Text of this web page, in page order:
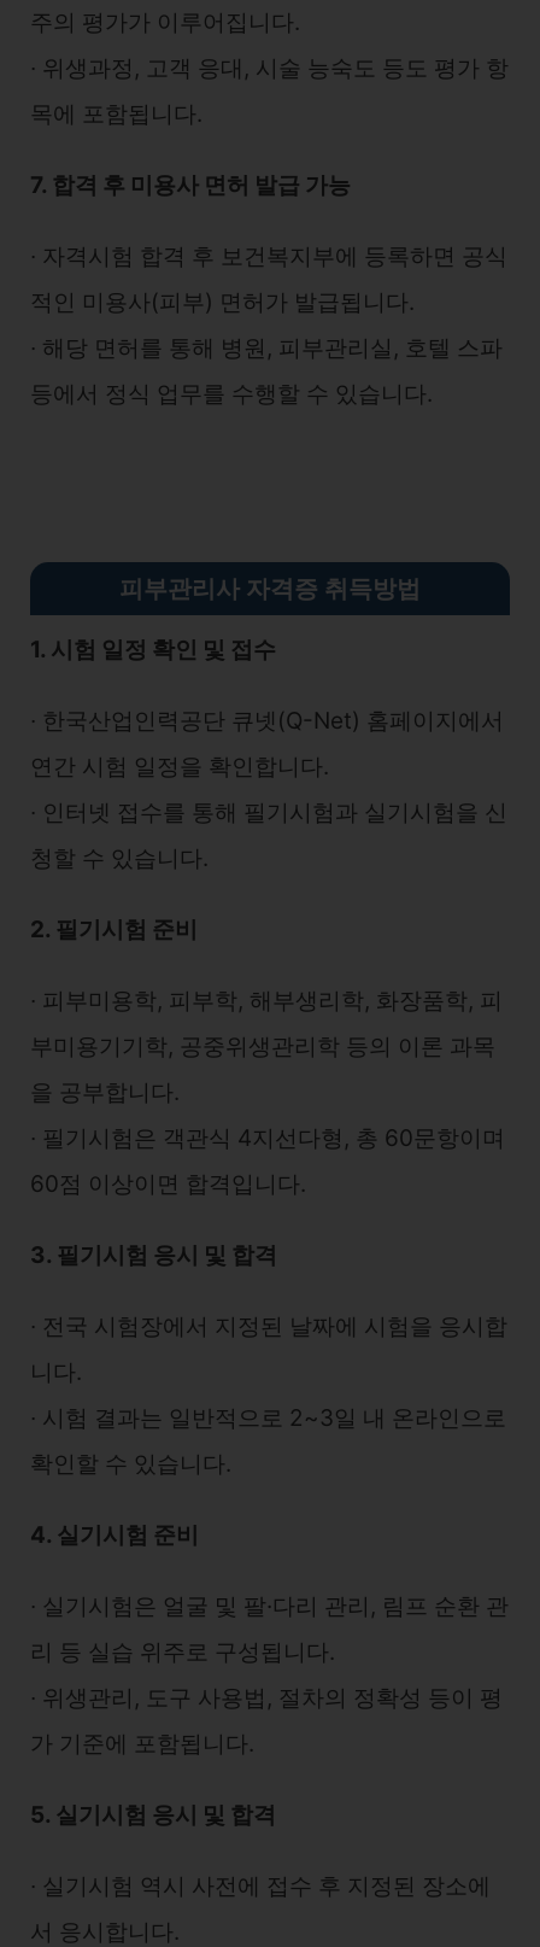
주의 평가가 이루어집니다.
∙ 위생과정, 고객 응대, 시술 능숙도 등도 평가 항
목에 포함됩니다.
7. 합격 후 미용사 면허 발급 가능
∙ 자격시험 합격 후 보건복지부에 등록하면 공식
적인 미용사(피부) 면허가 발급됩니다.
∙ 해당 면허를 통해 병원, 피부관리실, 호텔 스파
등에서 정식 업무를 수행할 수 있습니다.
피부관리사 자격증 취득방법
1. 시험 일정 확인 및 접수
∙ 한국산업인력공단 큐넷(Q-Net) 홈페이지에서
연간 시험 일정을 확인합니다.
∙ 인터넷 접수를 통해 필기시험과 실기시험을 신
청할 수 있습니다.
2. 필기시험 준비
∙ 피부미용학, 피부학, 해부생리학, 화장품학, 피
부미용기기학, 공중위생관리학 등의 이론 과목
을 공부합니다.
∙ 필기시험은 객관식 4지선다형, 총 60문항이며
60점 이상이면 합격입니다.
3. 필기시험 응시 및 합격
∙ 전국 시험장에서 지정된 날짜에 시험을 응시합
니다.
∙ 시험 결과는 일반적으로 2~3일 내 온라인으로
확인할 수 있습니다.
4. 실기시험 준비
∙ 실기시험은 얼굴 및 팔·다리 관리, 림프 순환 관
리 등 실습 위주로 구성됩니다.
∙ 위생관리, 도구 사용법, 절차의 정확성 등이 평
가 기준에 포함됩니다.
5. 실기시험 응시 및 합격
∙ 실기시험 역시 사전에 접수 후 지정된 장소에
서 응시합니다.